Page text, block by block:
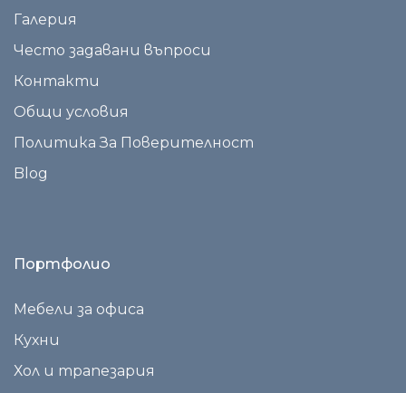
Галерия
Често задавани въпроси
Контакти
Общи условия
Политика За Поверителност
Blog
Портфолио
Мебели за офиса
Кухни
Хол и трапезария